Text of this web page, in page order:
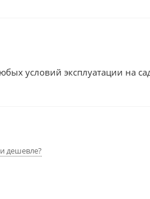
условий эксплуатации на
дешевле?